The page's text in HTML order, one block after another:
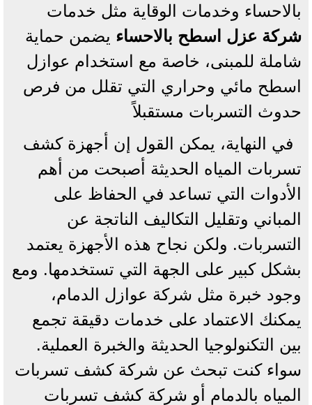
بالاحساء وخدمات الوقاية مثل خدمات
شركة عزل اسطح بالاحساء يضمن حماية
شاملة للمبنى، خاصة مع استخدام عوازل
اسطح مائي وحراري التي تقلل من فرص
حدوث التسربات مستقبلاً
في النهاية، يمكن القول إن أجهزة كشف
تسربات المياه الحديثة أصبحت من أهم
الأدوات التي تساعد في الحفاظ على
المباني وتقليل التكاليف الناتجة عن
التسربات. ولكن نجاح هذه الأجهزة يعتمد
بشكل كبير على الجهة التي تستخدمها. ومع
وجود خبرة مثل شركة عوازل الدمام،
يمكنك الاعتماد على خدمات دقيقة تجمع
بين التكنولوجيا الحديثة والخبرة العملية.
سواء كنت تبحث عن شركة كشف تسربات
المياه بالدمام أو شركة كشف تسربات